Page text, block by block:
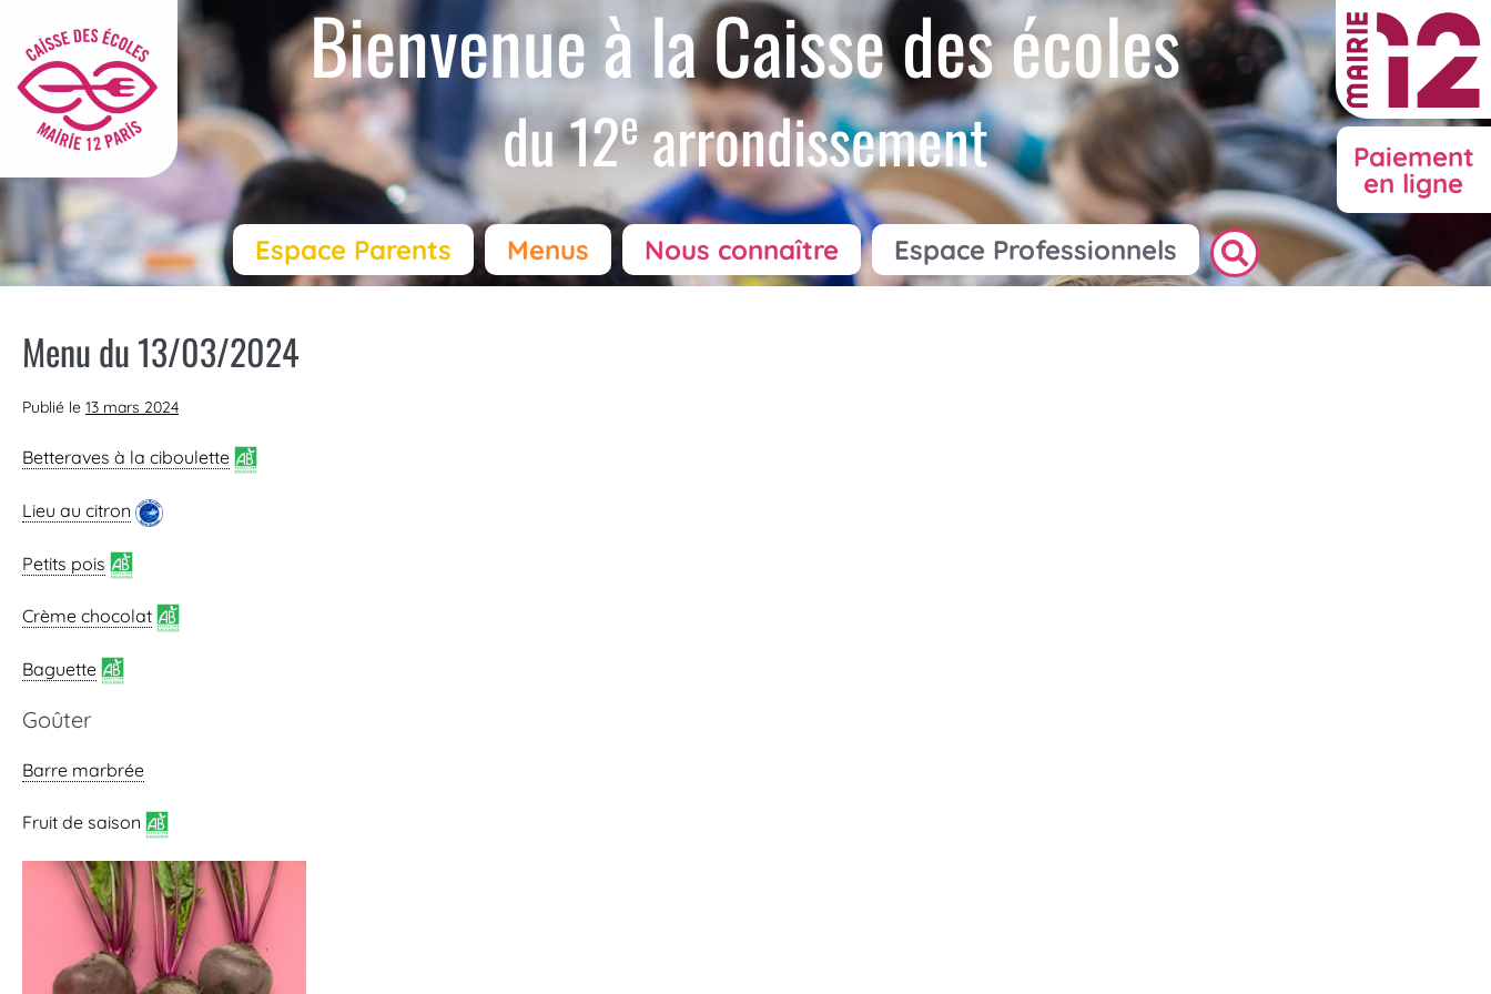
Bienvenue à la Caisse des écoles
du 12earrondissement
Paiement
en ligne
Espace Parents
Menus Nous connaître Espace Professionnels
Menu du 13/03/2024
Publié le 13 mars 2024
Betteraves à la ciboulette
Lieu au citron
Petits pois
Crème chocolat
Baguette
Goûter
Barre marbrée
Fruit de saison